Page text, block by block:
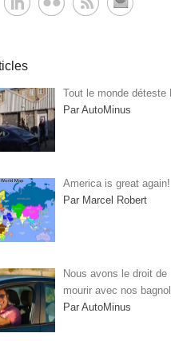
Tout le monde déteste
Par AutoMinus
America is great again!
Par Marcel Robert
Nous avons le droit de
mourir avec nos
Par AutoMinus